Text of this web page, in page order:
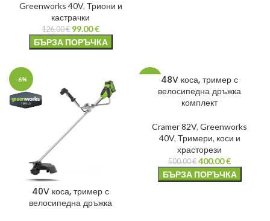
Greenworks 40V, Триони и
кастрачки
126.00€ 99.00€
БЪРЗА ПОРЪЧКА
-6%
40V коса, тример с
велосипедна дръжка
48V коса, тример с
велосипедна дръжка
комплект
Cramer 82V, Greenworks
40V, Тримери, коси и
храсторези
500.00€ 400.00€
БЪРЗА ПОРЪЧКА